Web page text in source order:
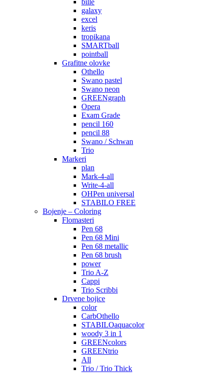
galaxy
excel
keris
tropikana
SMARTball
pointball
Grafitne olovke
Othello
Swano pastel
Swano neon
GREENgraph
Opera
Exam Grade
pencil 160
pencil 88
Swano / Schwan
Trio
Markeri
plan
Mark-4-all
Write-4-all
OHPen universal
STABILO FREE
Bojenje – Coloring
Flomasteri
Pen 68
Pen 68 Mini
Pen 68 metallic
Pen 68 brush
power
Trio A-Z
Cappi
Trio Scribbi
Drvene bojice
color
CarbOthello
STABILOaquacolor
woody 3 in 1
GREENcolors
GREENtrio
All
Trio / Trio Thick